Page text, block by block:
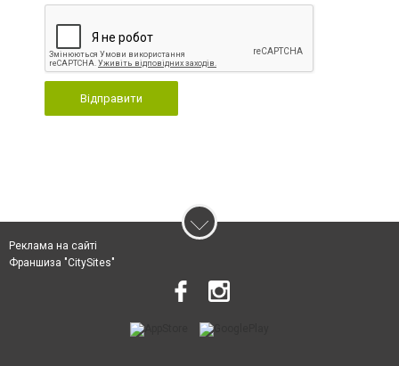
Відправити
Реклама на сайті
Франшиза "CitySites"